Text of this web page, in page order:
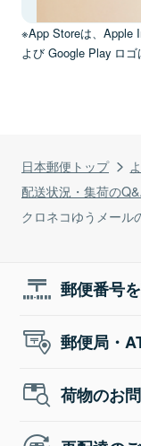
日本郵便トップ
配送状況・集荷の
クロネコゆうメール
※App Storeは、Apple
よび Google Play ロゴ
郵便番号
郵便局・
荷物のお